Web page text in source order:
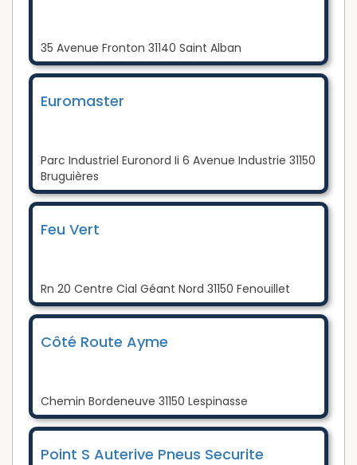
35 Avenue Fronton 31140 Saint Alban
Euromaster
Parc Industriel Euronord Ii 6 Avenue Industrie 31150
Bruguières
Feu Vert
Rn 20 Centre Cial Géant Nord 31150 Fenouillet
Côté Route Ayme
Chemin Bordeneuve 31150 Lespinasse
Point S Auterive Pneus Securite